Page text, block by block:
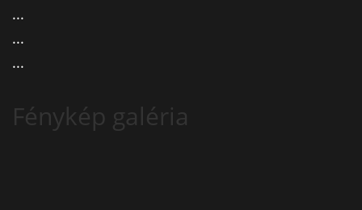
...
...
...
Fénykép galéria